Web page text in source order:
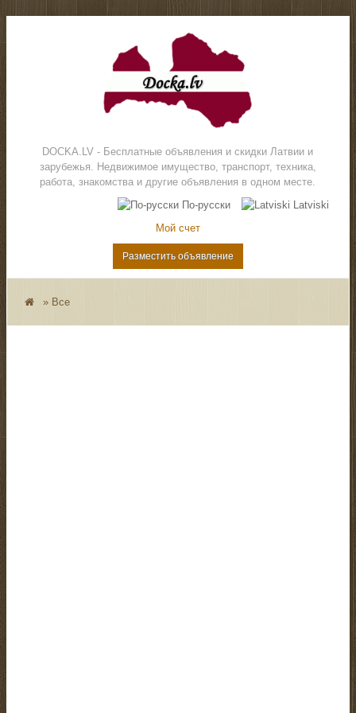
DOCKA.LV - Бесплатные объявления и скидки Латвии и
зарубежья. Недвижимое имущество, транспорт, техника,
работа, знакомства и другие объявления в одном месте.
По-русски
Latviski
Мой счет
Разместить объявление
» Все